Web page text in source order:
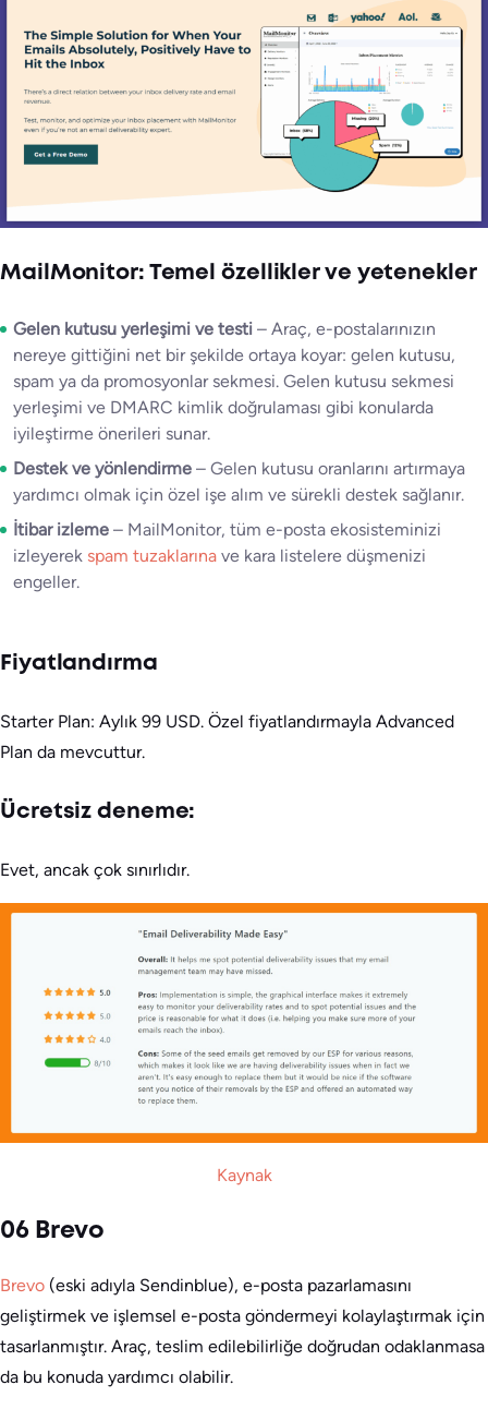
MailMonitor: Temel özellikler ve yetenekler
Gelen kutusu yerleşimi ve testi – Araç, e-postalarınızın
nereye gittiğini net bir şekilde ortaya koyar: gelen kutusu,
spam ya da promosyonlar sekmesi. Gelen kutusu sekmesi
yerleşimi ve DMARC kimlik doğrulaması gibi konularda
iyileştirme önerileri sunar.
Destek ve yönlendirme – Gelen kutusu oranlarını artırmaya
yardımcı olmak için özel işe alım ve sürekli destek sağlanır.
İtibar izleme – MailMonitor, tüm e-posta ekosisteminizi
izleyerek spam tuzaklarına ve kara listelere düşmenizi
engeller.
Fiyatlandırma
Starter Plan: Aylık 99 USD. Özel fiyatlandırmayla Advanced
Plan da mevcuttur.
Ücretsiz deneme:
Evet, ancak çok sınırlıdır.
Kaynak
06 Brevo
Brevo (eski adıyla Sendinblue), e-posta pazarlamasını
geliştirmek ve işlemsel e-posta göndermeyi kolaylaştırmak için
tasarlanmıştır. Araç, teslim edilebilirliğe doğrudan odaklanmasa
da bu konuda yardımcı olabilir.